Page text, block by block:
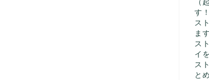
（
す！
ス
ま
ス
イ
ス
と